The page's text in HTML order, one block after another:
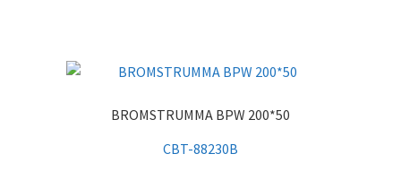
BROMSTRUMMA BPW 200*50
CBT-88230B